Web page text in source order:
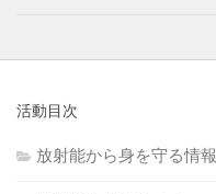
活動目次
放射能から身を守る情報